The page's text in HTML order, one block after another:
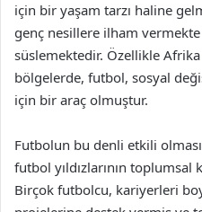
için bir yaşam tarzı haline
genç nesillere ilham
süslemektedir. Özellikle
bölgelerde, futbol, sosyal
için bir araç olmuştur.
Futbolun bu denli etkili
futbol yıldızlarının toplumsal
Birçok futbolcu, kariyerleri